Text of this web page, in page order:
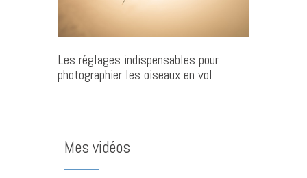
Les réglages indispensables pour
photographier les oiseaux en vol
Mes vidéos